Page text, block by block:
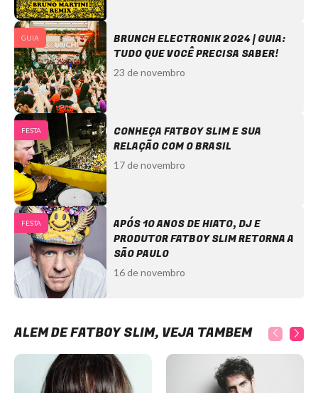
GUIA
BRUNCH ELECTRONIK 2024 | GUIA:
TUDO QUE VOCÊ PRECISA SABER!
23 de novembro
FESTA
CONHEÇA FATBOY SLIM E SUA
RELAÇÃO COM O BRASIL
17 de novembro
FESTA
APÓS 10 ANOS DE HIATO, DJ E
PRODUTOR FATBOY SLIM RETORNA A
SÃO PAULO
16 de novembro
ALÉM DE FATBOY SLIM, VEJA TAMBÉM